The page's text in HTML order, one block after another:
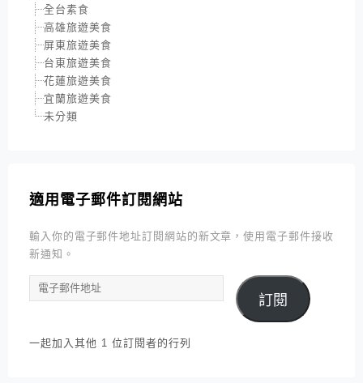
全台素食
高雄旅遊美食
屏東旅遊美食
台東旅遊美食
花蓮旅遊美食
宜蘭旅遊美食
未分類
適用電子郵件訂閱網站
輸入你的電子郵件地址訂閱網站的新文章，使用電子郵件接收
新通知。
電
子
件
訂閱
一起加入其他 1 位訂閱者的行列